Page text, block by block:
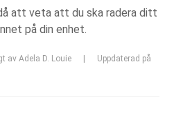
att veta att du ska radera ditt
på din enhet.
av Adela D. Louie
Uppdaterad på